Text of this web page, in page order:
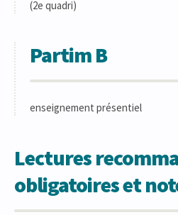
(2e quadri)
Partim B
enseignement présentiel
Lectures
obligatoires et